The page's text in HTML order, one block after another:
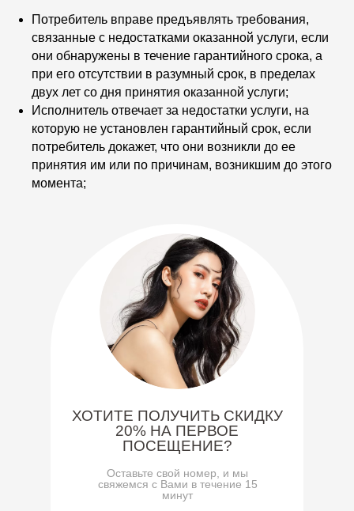
Потребитель вправе предъявлять требования,
связанные с недостатками оказанной услуги, если
они обнаружены в течение гарантийного срока, а
при его отсутствии в разумный срок, в пределах
двух лет со дня принятия оказанной услуги;
Исполнитель отвечает за недостатки услуги, на
которую не установлен гарантийный срок, если
потребитель докажет, что они возникли до ее
принятия им или по причинам, возникшим до этого
момента;
ХОТИТЕ ПОЛУЧИТЬ СКИДКУ
20% НА ПЕРВОЕ
ПОСЕЩЕНИЕ?
Оставьте свой номер, и мы
свяжемся с Вами в течение 15
минут
Сайт использует cookie-файлы, чтобы
сделать ваше пребывание на нём
максимально удобным. Ознакомьтесь
политикой конфиденциальности.
Нажимая на кнопку вы даете
согласие на получение
информационной рассылки.
Принять